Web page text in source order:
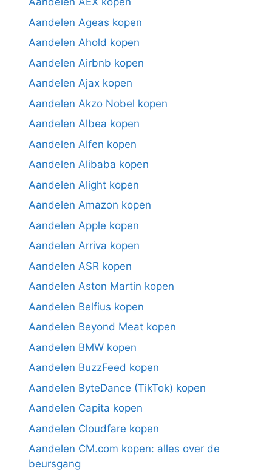
Aandelen Ageas kopen
Aandelen Ahold kopen
Aandelen Airbnb kopen
Aandelen Ajax kopen
Aandelen Akzo Nobel kopen
Aandelen Albea kopen
Aandelen Alfen kopen
Aandelen Alibaba kopen
Aandelen Alight kopen
Aandelen Amazon kopen
Aandelen Apple kopen
Aandelen Arriva kopen
Aandelen ASR kopen
Aandelen Aston Martin kopen
Aandelen Belfius kopen
Aandelen Beyond Meat kopen
Aandelen BMW kopen
Aandelen BuzzFeed kopen
Aandelen ByteDance (TikTok) kopen
Aandelen Capita kopen
Aandelen Cloudfare kopen
Aandelen CM.com kopen: alles over de
beursgang